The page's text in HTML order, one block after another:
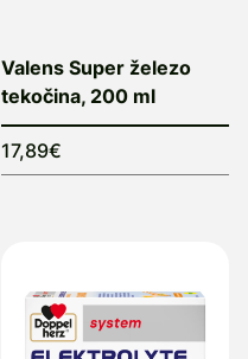
Valens Super železo
tekočina, 200 ml
17,89€